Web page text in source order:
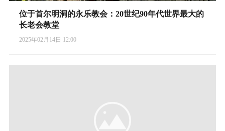
位于首尔明洞的永乐教会：20世纪90年代世界最大的
长老会教堂
2025年02月14日 12:00